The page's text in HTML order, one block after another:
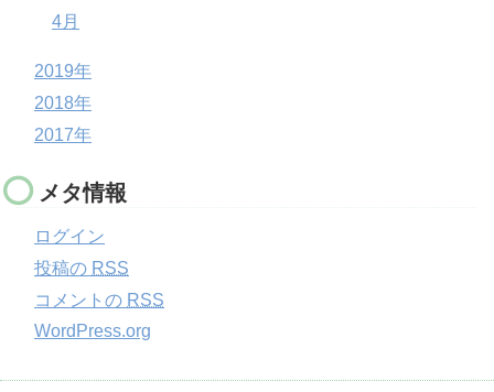
4月
2019年
2018年
2017年
メタ情報
ログイン
投稿の RSS
コメントの RSS
WordPress.org